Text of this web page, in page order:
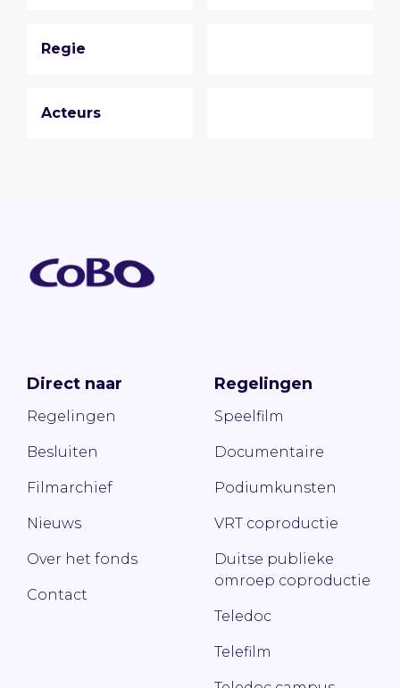
Regie
Acteurs
Direct naar
Regelingen
Besluiten
Filmarchief
Nieuws
Over het fonds
Contact
Regelingen
Speelfilm
Documentaire
Podiumkunsten
VRT coproductie
Duitse publieke
omroep coproductie
Teledoc
Telefilm